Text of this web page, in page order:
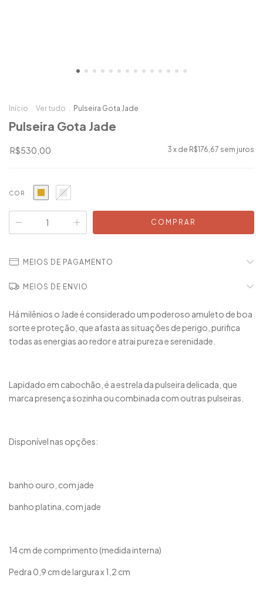
Início . Ver tudo . Pulseira Gota Jade
Pulseira Gota Jade
R$530,00 3 x de R$176,67 sem juros
COR
MEIOS DE PAGAMENTO
MEIOS DE ENVIO
Há milênios o Jade é considerado um poderoso amuleto de boa
sorte e proteção, que afasta as situações de perigo, purifica
todas as energias ao redor e atrai pureza e serenidade.
Lapidado em cabochão, é a estrela da pulseira delicada, que
marca presença sozinha ou combinada com outras pulseiras.
Disponível nas opções:
banho ouro, com jade
banho platina, com jade
14 cm de comprimento (medida interna)
Pedra 0,9 cm de largura x 1,2 cm